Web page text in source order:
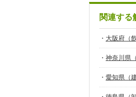
関連する
・ 大阪府（
・ 神奈川県
・ 愛知県（